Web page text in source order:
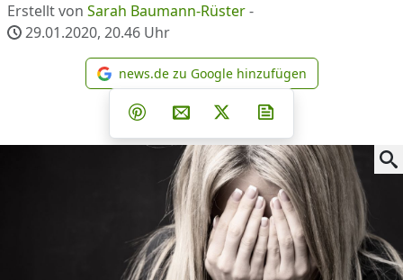
Erstellt von Sarah Baumann-Rüster-
29.01.2020, 20.46 Uhr
news.de zu Google
news.de zu Google hinzufügen
Teilen auf Facebook
Teilen auf Whatsapp
Teilen auf Telegram
Teilen auf Pinterest
Per E-Mail teilen
Post auf X